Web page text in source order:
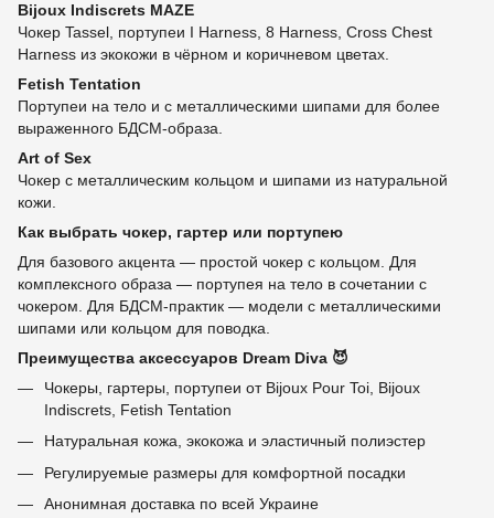
Bijoux Indiscrets MAZE
Чокер Tassel, портупеи I Harness, 8 Harness, Cross Chest
Harness из экокожи в чёрном и коричневом цветах.
Fetish Tentation
Портупеи на тело и с металлическими шипами для более
выраженного БДСМ-образа.
Art of Sex
Чокер с металлическим кольцом и шипами из натуральной
кожи.
Как выбрать чокер, гартер или портупею
Для базового акцента — простой чокер с кольцом. Для
комплексного образа — портупея на тело в сочетании с
чокером. Для БДСМ-практик — модели с металлическими
шипами или кольцом для поводка.
Преимущества аксессуаров Dream Diva 😈
Чокеры, гартеры, портупеи от Bijoux Pour Toi, Bijoux
Indiscrets, Fetish Tentation
Натуральная кожа, экокожа и эластичный полиэстер
Регулируемые размеры для комфортной посадки
Анонимная доставка по всей Украине